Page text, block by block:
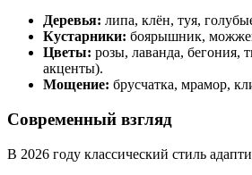
Деревья: липа, клён, туя,
Кустарники: боярышник,
Цветы: розы, лаванда, бегония,
акценты).
Мощение: брусчатка, мрамор,
Современный взгляд
В 2026 году классический стиль